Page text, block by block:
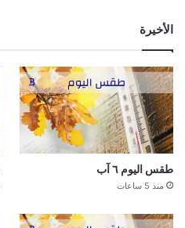
الأخيرة
طقس اليوم ٦ آب
منذ 5 ساعات